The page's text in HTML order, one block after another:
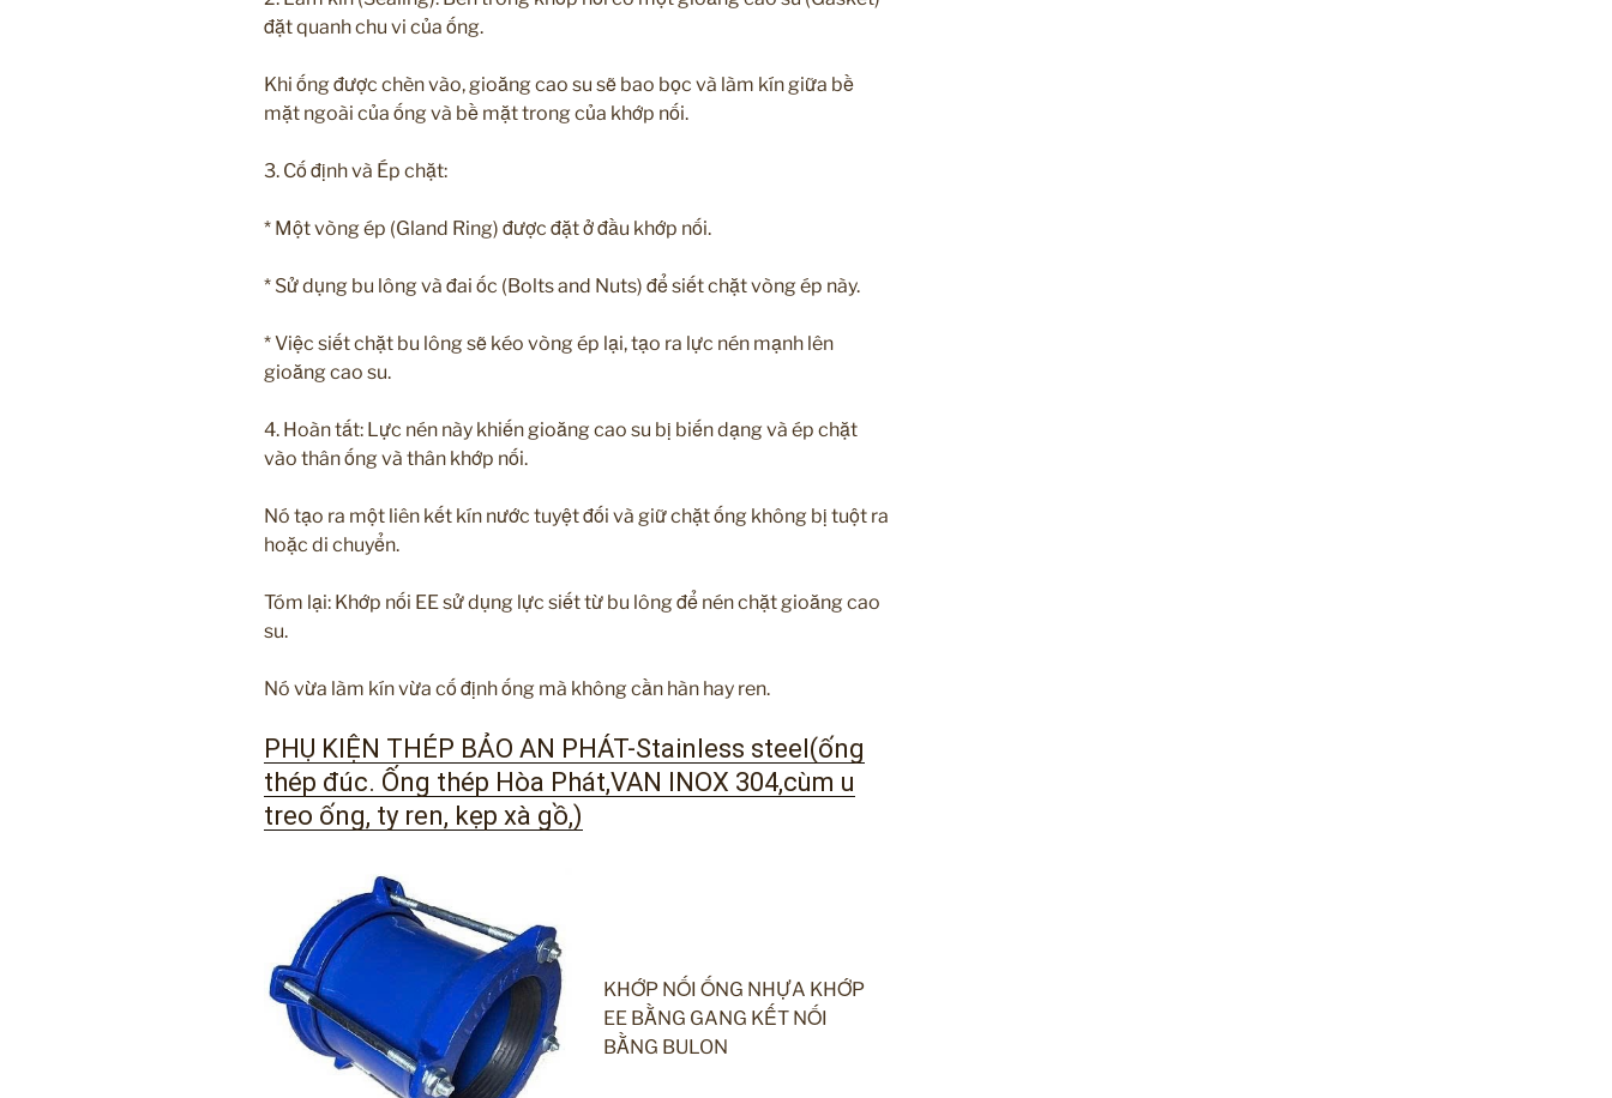
đặt quanh chu vi của ống.
Khi ống được chèn vào, gioăng cao su sẽ bao bọc và làm kín giữa bề
mặt ngoài của ống và bề mặt trong của khớp nối.
3. Cố định và Ép chặt:
* Một vòng ép (Gland Ring) được đặt ở đầu khớp nối.
* Sử dụng bu lông và đai ốc (Bolts and Nuts) để siết chặt vòng ép này.
* Việc siết chặt bu lông sẽ kéo vòng ép lại, tạo ra lực nén mạnh lên
gioăng cao su.
4. Hoàn tất: Lực nén này khiến gioăng cao su bị biến dạng và ép chặt
vào thân ống và thân khớp nối.
Nó tạo ra một liên kết kín nước tuyệt đối và giữ chặt ống không bị tuột ra
hoặc di chuyển.
Tóm lại: Khớp nối EE sử dụng lực siết từ bu lông để nén chặt gioăng cao
su.
Nó vừa làm kín vừa cố định ống mà không cần hàn hay ren.
PHỤ KIỆN THÉP BẢO AN PHÁT-Stainless steel(ống
thép đúc. Ống thép Hòa Phát,VAN INOX 304,cùm u
treo ống, ty ren, kẹp xà gồ,)
KHỚP NỐI ỐNG NHỰA KHỚP
EE BẰNG GANG KẾT NỐI
BẰNG BULON